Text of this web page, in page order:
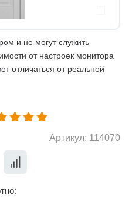
и не могут служить
от настроек монитора
отличаться от реальной
Артикул: 114070